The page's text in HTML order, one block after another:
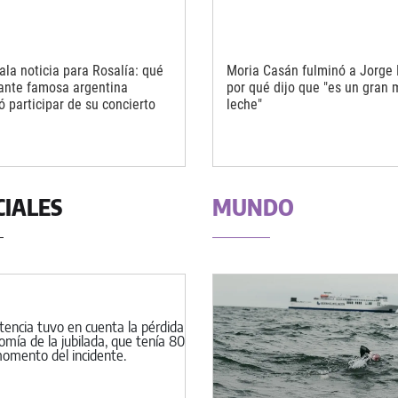
noticia para Rosalía: qué
famosa argentina
participar de su concierto
Moria Casán fulminó a Jorge
por qué dijo que "es un gran
leche"
MUNDO